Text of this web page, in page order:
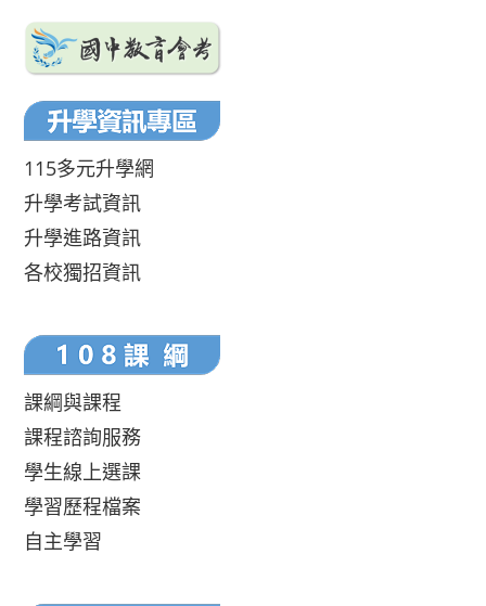
115多元升學網
升學考試資訊
升學進路資訊
各校獨招資訊
課綱與課程
課程諮詢服務
學生線上選課
學習歷程檔案
自主學習